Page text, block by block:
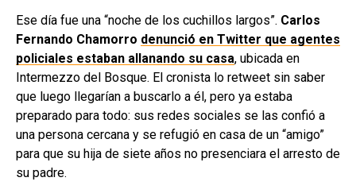
Ese día fue una “noche de los cuchillos largos”. Carlos
Fernando Chamorro denunció en Twitter que agentes
policiales estaban allanando su casa, ubicada en
Intermezzo del Bosque. El cronista lo retweet sin saber
que luego llegarían a buscarlo a él, pero ya estaba
preparado para todo: sus redes sociales se las confió a
una persona cercana y se refugió en casa de un “amigo”
para que su hija de siete años no presenciara el arresto de
su padre.